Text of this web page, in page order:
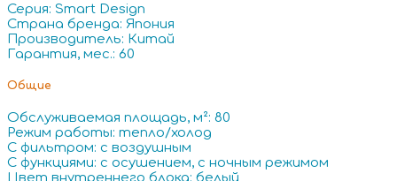
Серия: Smart Design
Страна бренда: Япония
Производитель: Китай
Гарантия, мес.: 60
Общие
Обслуживаемая площадь, м²: 80
Режим работы: тепло/холод
С фильтром: с воздушным
С функциями: с осушением, с ночным режимом